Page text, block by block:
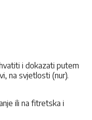
i dokazati putem
na svjetlosti (nur).
ili na fitretska i